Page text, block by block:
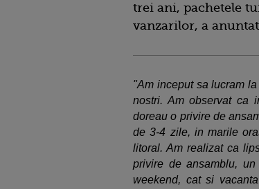
trei ani, pachetele
vanzarilor, a
"Am inceput sa lucram
nostri. Am observat ca
doreau o privire de
de 3-4 zile, in marile
litoral. Am realizat ca
privire de ansamblu,
weekend, cat si